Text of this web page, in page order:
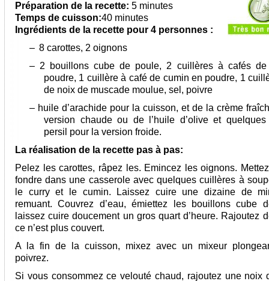
Préparation de la recette: 5 minutes
Temps de cuisson:40 minutes
Ingrédients de la recette pour 4 personnes :
– 8 carottes, 2 oignons
– 2 bouillons cube de poule, 2 cuillères à cafés de
poudre, 1 cuillère à café de cumin en poudre, 1
de noix de muscade moulue, sel, poivre
– huile d’arachide pour la cuisson, et de la crème
version chaude ou de l’huile d’olive et
persil pour la version froide.
La réalisation de la recette pas à pas:
Pelez les carottes, râpez les. Emincez les oignons.
fondre dans une casserole avec quelques cuillères à
le curry et le cumin. Laissez cuire une dizaine de
remuant. Couvrez d’eau, émiettez les bouillons cube
laissez cuire doucement un gros quart d’heure. Rajoutez
ce n’est plus couvert.
A la fin de la cuisson, mixez avec un mixeur
poivrez.
Si vous consommez ce velouté chaud, rajoutez une noix